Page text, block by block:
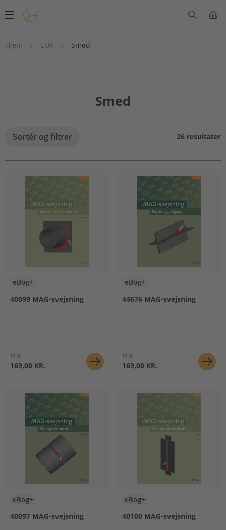
Main
Hjem
/ EUX / Smed
Smed
Sortér og filtrer 26 resultater
eBog+
40099 MAG-svejsning
Fra
169,00 KR.
eBog+
44676 MAG-svejsning
Fra
169,00 KR.
eBog+
40097 MAG-svejsning
eBog+
40100 MAG-svejsning